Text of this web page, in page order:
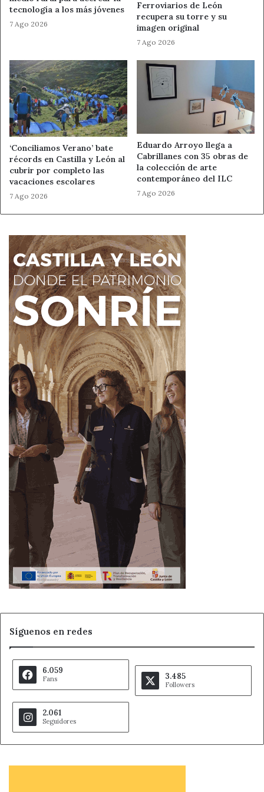
Noticias de León
tecnología a los más jóvenes
7 Ago 2026
Ferroviarios de León
recupera su torre y su
imagen original
7 Ago 2026
‘Conciliamos Verano’ bate
récords en Castilla y León al
cubrir por completo las
vacaciones escolares
7 Ago 2026
Eduardo Arroyo llega a
Cabrillanes con 35 obras de
la colección de arte
contemporáneo del ILC
7 Ago 2026
Síguenos en redes
6.059
Fans 3.485
Followers
2.061
Seguidores